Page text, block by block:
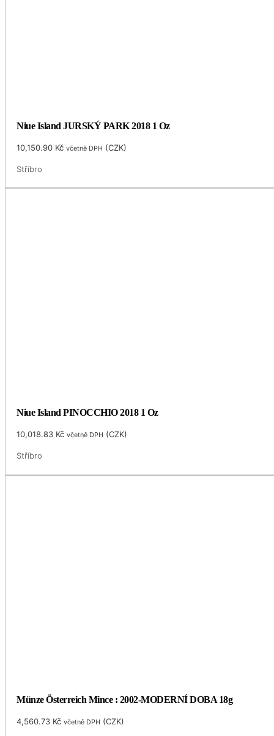
Niue Island JURSKÝ PARK 2018 1 Oz
10,150.90 Kč včetně DPH (CZK)
Stříbro
Niue Island PINOCCHIO 2018 1 Oz
10,018.83 Kč včetně DPH (CZK)
Stříbro
Münze Österreich Mince : 2002-MODERNÍ DOBA 18g
4,560.73 Kč včetně DPH (CZK)